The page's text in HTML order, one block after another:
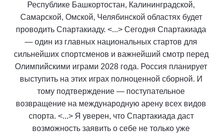
Республике Башкортостан, Калининградской,
Самарской, Омской, Челябинской областях будет
проводить Спартакиаду. <...> Сегодня Спартакиада
— один из главных национальных стартов для
сильнейших спортсменов и важнейший смотр перед
Олимпийскими играми 2028 года. Россия планирует
выступить на этих играх полноценной сборной. И
тому подтверждение — поступательное
возвращение на международную арену всех видов
спорта. <...> Я уверен, что Спартакиада даст
возможность заявить о себе не только уже